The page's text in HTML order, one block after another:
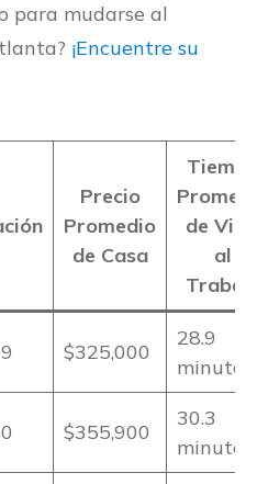
para mudarse al
¡Encuentre su
Precio
Promedio
de Casa
de
al
$325,000
28.9
minutos
$355,900
30.3
minutos